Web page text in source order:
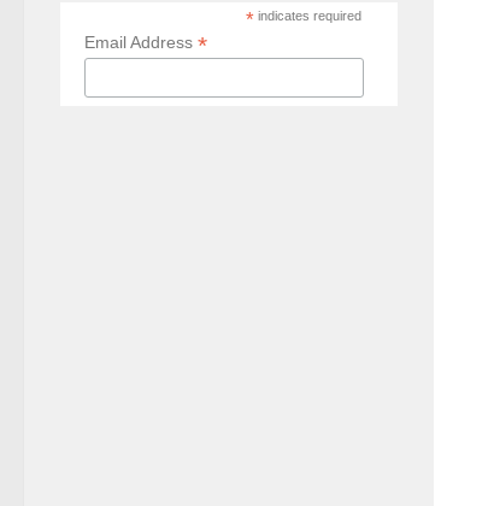
* indicates required
Email Address *